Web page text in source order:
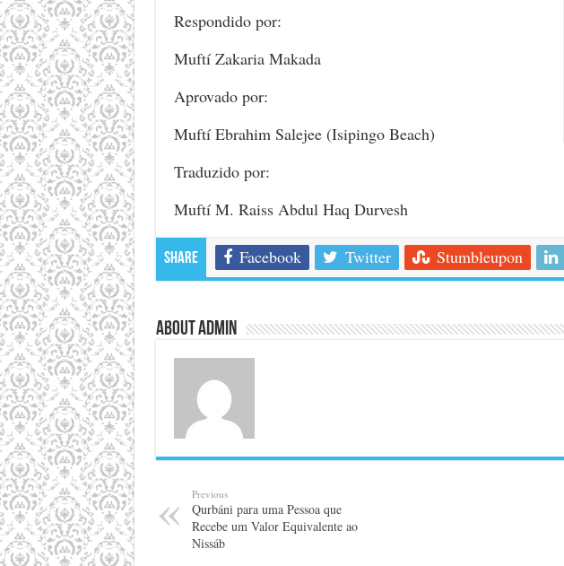
Respondido por:
Muftí Zakaria Makada
Aprovado por:
Muftí Ebrahim Salejee (Isipingo Beach)
Traduzido por:
Muftí M. Raiss Abdul Haq Durvesh
Share Facebook Twitter Stumbleupon
About admin
Previous
Qurbáni para uma Pessoa que
Recebe um Valor Equivalente ao
Nissáb